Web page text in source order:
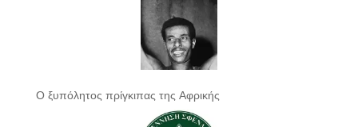
Ο ξυπόλητος πρίγκιπας της Αφρικής